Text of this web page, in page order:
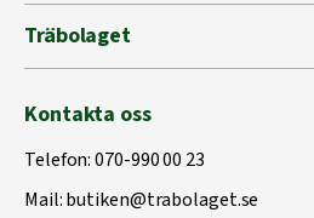
Träbolaget
Kontakta oss
Telefon:070-990 00 23
Mail:butiken@trabolaget.se